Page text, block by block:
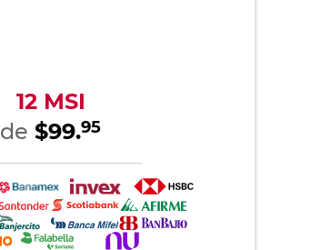
12 MSI
de $99.95